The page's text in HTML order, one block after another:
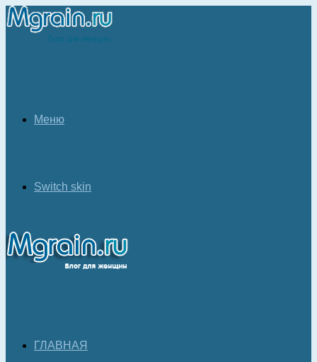
Меню
Switch skin
ГЛАВНАЯ